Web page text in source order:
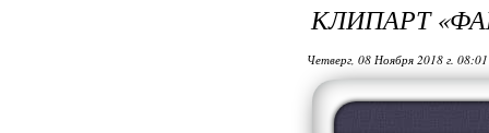
КЛИПАРТ
Четверг, 08 Ноября 2018 г.